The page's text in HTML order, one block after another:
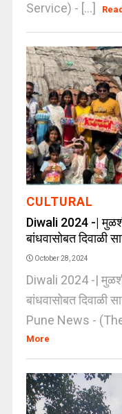
Service) - [...]
CULTURAL
Diwali 2024 -|
बांधवासोबत दिवाळी
October 28, 2024
Diwali 2024 -|
बांधवासोबत दिवाळी
Pune News -
More